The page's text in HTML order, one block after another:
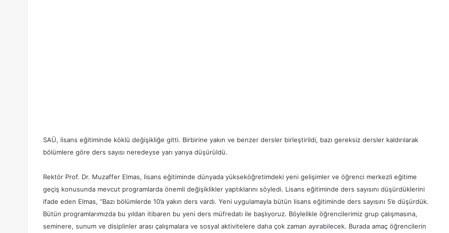
SAÜ, lisans eğitiminde köklü değişikliğe gitti. Birbirine yakın ve benzer dersler birleştirildi, bazı gereksiz dersler kaldırılarak
bölümlere göre ders sayısı neredeyse yarı yarıya düşürüldü.
Rektör Prof. Dr. Muzaffer Elmas, lisans eğitiminde dünyada yükseköğretimdeki yeni gelişimler ve öğrenci merkezli eğitime
geçiş konusunda mevcut programlarda önemli değişiklikler yaptıklarını söyledi. Lisans eğitiminde ders sayısını düşürdüklerini
ifade eden Elmas, “Bazı bölümlerde 10’a yakın ders vardı. Yeni uygulamayla bütün lisans eğitiminde ders sayısını 5’e düşürdük.
Bütün programlarımızda bu yıldan itibaren bu yeni ders müfredatı ile başlıyoruz. Böylelikle öğrencilerimiz grup çalışmasına,
seminere, sunum ve disiplinler arası çalışmalara ve sosyal aktivitelere daha çok zaman ayırabilecek. Burada amaç öğrencilerin